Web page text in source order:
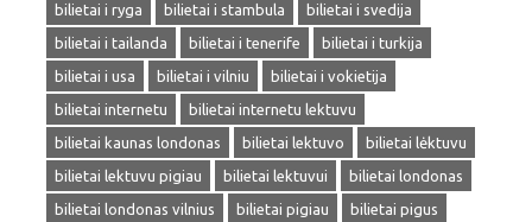
bilietai i ryga
bilietai i stambula
bilietai i svedija
bilietai i tailanda
bilietai i tenerife
bilietai i turkija
bilietai i usa
bilietai i vilniu
bilietai i vokietija
bilietai internetu
bilietai internetu lektuvu
bilietai kaunas londonas
bilietai lektuvo
bilietai lėktuvu
bilietai lektuvu pigiau
bilietai lektuvui
bilietai londonas
bilietai londonas vilnius
bilietai pigiau
bilietai pigus